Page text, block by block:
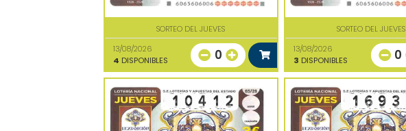
SORTEO DEL JUEVES
13/08/2026
4 DISPONIBLES 0
SORTEO DEL JUEVES
13/08/2026
3 DISPONIBLES 0